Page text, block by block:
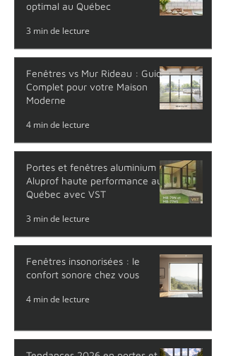
thermique pour un confort
optimal au Québec
3 min de lecture
Complet pour votre Maison
Moderne
4 min de lecture
Aluprof haute performance au
Québec avec VST
3 min de lecture
Fenêtres insonorisées : le
4 min de lecture